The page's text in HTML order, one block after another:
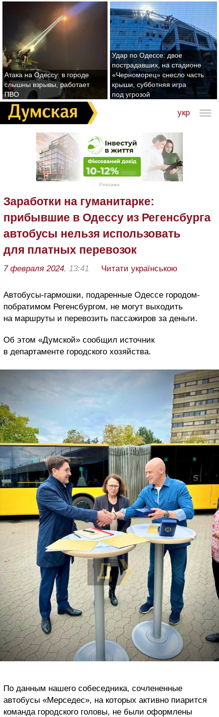
Атака на Одессу: в городе
слышны взрывы, работает
ПВО
Удар по Одессе: двое
пострадавших, на стадионе
«Черноморец» снесло часть
крыши, субботняя игра
под угрозой
укр
Реклама
Заработки на гуманитарке:
прибывшие в Одессу из Регенсбурга
автобусы нельзя использовать
для платных перевозок
7 февраля 2024, 13:41 Читати українською
Автобусы-гармошки, подаренные Одессе городом-
побратимом Регенсбургом, не могут выходить
на маршруты и перевозить пассажиров за деньги.
Об этом «Думской» сообщил источник
в департаменте городского хозяйства.
По данным нашего собеседника, сочлененные
автобусы «Мерседес», на которых активно пиарится
команда городского головы, не были оформлены